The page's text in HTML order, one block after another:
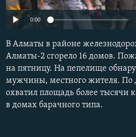
0:00
В Алматы в районе
Алматы-2 сгорело 16 домов.
на пятницу. На пепелище
мужчины, местного жителя.
охватил площадь более тысячи
в домах барачного типа.